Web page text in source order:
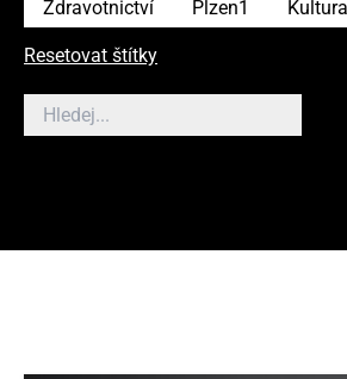
Zdravotnictví
Plzen1 Kultura
Resetovat štítky